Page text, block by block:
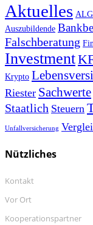
Aktuelles
Auszubildende
Falschberatung
Investment
Krypto
Riester Sachwerte
Staatlich Steuern
Unfallversicherung
Nützliches
Kontakt
Vor Ort
Kooperationspartner